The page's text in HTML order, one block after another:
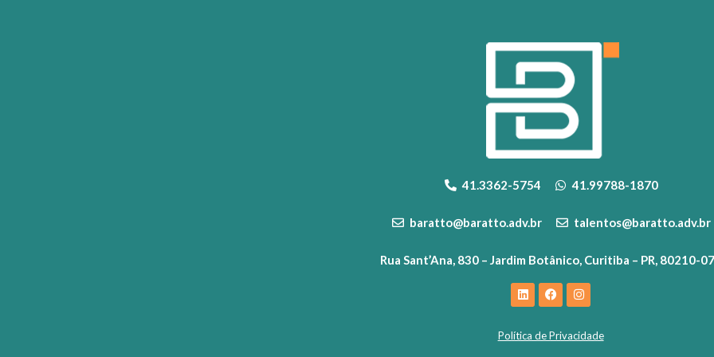
41.3362-5754 41.99788-1870
baratto@baratto.adv.br talentos@baratto.adv.br
Rua Sant’Ana, 830 – Jardim Botânico, Curitiba – PR, 80210-
Política de Privacidade